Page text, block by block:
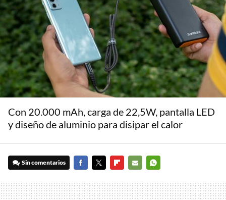
Con 20.000 mAh, carga de 22,5W, pantalla LED
y diseño de aluminio para disipar el calor
Sin comentarios
MAIL